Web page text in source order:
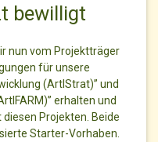
bewilligt
nun vom Projektträger
für unsere
(ArtIStrat)” und
erhalten und
Projekten. Beide
Starter-Vorhaben.